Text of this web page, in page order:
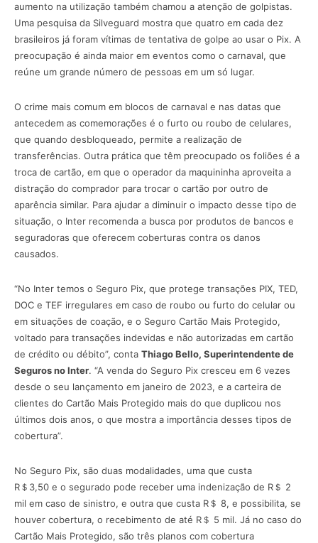
aumento na utilização também chamou a atenção de golpistas.
Uma pesquisa da Silveguard mostra que quatro em cada dez
brasileiros já foram vítimas de tentativa de golpe ao usar o Pix. A
preocupação é ainda maior em eventos como o carnaval, que
reúne um grande número de pessoas em um só lugar.
O crime mais comum em blocos de carnaval e nas datas que
antecedem as comemorações é o furto ou roubo de celulares,
que quando desbloqueado, permite a realização de
transferências. Outra prática que têm preocupado os foliões é a
troca de cartão, em que o operador da maquininha aproveita a
distração do comprador para trocar o cartão por outro de
aparência similar. Para ajudar a diminuir o impacto desse tipo de
situação, o Inter recomenda a busca por produtos de bancos e
seguradoras que oferecem coberturas contra os danos
causados.
“No Inter temos o Seguro Pix, que protege transações PIX, TED,
DOC e TEF irregulares em caso de roubo ou furto do celular ou
em situações de coação, e o Seguro Cartão Mais Protegido,
voltado para transações indevidas e não autorizadas em cartão
de crédito ou débito”, conta Thiago Bello, Superintendente de
Seguros no Inter. “A venda do Seguro Pix cresceu em 6 vezes
desde o seu lançamento em janeiro de 2023, e a carteira de
clientes do Cartão Mais Protegido mais do que duplicou nos
últimos dois anos, o que mostra a importância desses tipos de
cobertura”.
No Seguro Pix, são duas modalidades, uma que custa
R＄3,50 e o segurado pode receber uma indenização de R＄ 2
mil em caso de sinistro, e outra que custa R＄ 8, e possibilita, se
houver cobertura, o recebimento de até R＄ 5 mil. Já no caso do
Cartão Mais Protegido, são três planos com cobertura